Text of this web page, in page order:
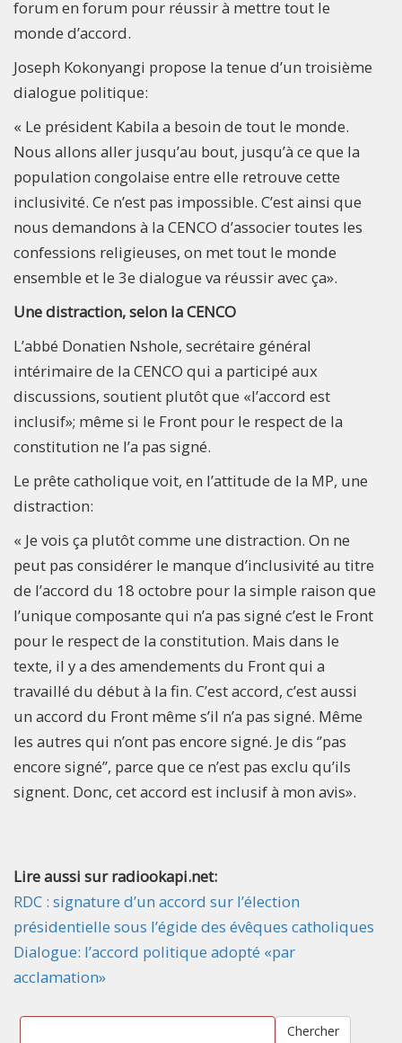
forum en forum pour réussir à mettre tout le
monde d’accord.
Joseph Kokonyangi propose la tenue d’un troisième
dialogue politique:
« Le président Kabila a besoin de tout le monde.
Nous allons aller jusqu’au bout, jusqu’à ce que la
population congolaise entre elle retrouve cette
inclusivité. Ce n’est pas impossible. C’est ainsi que
nous demandons à la CENCO d’associer toutes les
confessions religieuses, on met tout le monde
ensemble et le 3e dialogue va réussir avec ça».
Une distraction, selon la CENCO
L’abbé Donatien Nshole, secrétaire général
intérimaire de la CENCO qui a participé aux
discussions, soutient plutôt que «l’accord est
inclusif»; même si le Front pour le respect de la
constitution ne l’a pas signé.
Le prête catholique voit, en l’attitude de la MP, une
distraction:
« Je vois ça plutôt comme une distraction. On ne
peut pas considérer le manque d’inclusivité au titre
de l’accord du 18 octobre pour la simple raison que
l’unique composante qui n’a pas signé c’est le Front
pour le respect de la constitution. Mais dans le
texte, il y a des amendements du Front qui a
travaillé du début à la fin. C’est accord, c’est aussi
un accord du Front même s’il n’a pas signé. Même
les autres qui n’ont pas encore signé. Je dis ‘’pas
encore signé’’, parce que ce n’est pas exclu qu’ils
signent. Donc, cet accord est inclusif à mon avis».
Lire aussi sur radiookapi.net:
RDC : signature d’un accord sur l’élection
présidentielle sous l’égide des évêques catholiques
Dialogue: l’accord politique adopté «par
acclamation»
Chercher